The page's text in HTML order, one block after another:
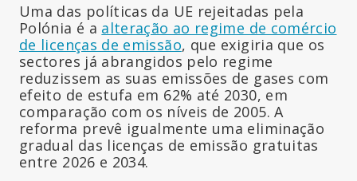
Uma das políticas da UE rejeitadas pela
Polónia é a alteração ao regime de comércio
de licenças de emissão, que exigiria que os
sectores já abrangidos pelo regime
reduzissem as suas emissões de gases com
efeito de estufa em 62% até 2030, em
comparação com os níveis de 2005. A
reforma prevê igualmente uma eliminação
gradual das licenças de emissão gratuitas
entre 2026 e 2034.